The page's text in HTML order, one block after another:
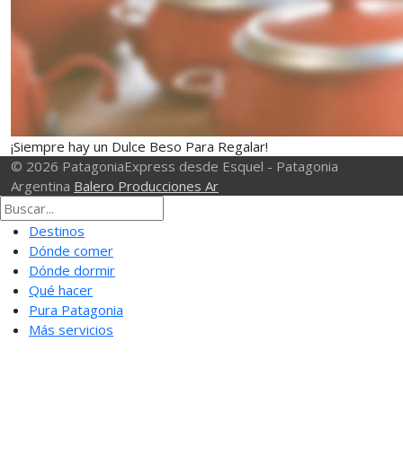
¡Siempre hay un Dulce Beso Para Regalar!
© 2026 PatagoniaExpress desde Esquel - Patagonia
Argentina Balero Producciones Ar
Destinos
Dónde comer
Dónde dormir
Qué hacer
Pura Patagonia
Más servicios